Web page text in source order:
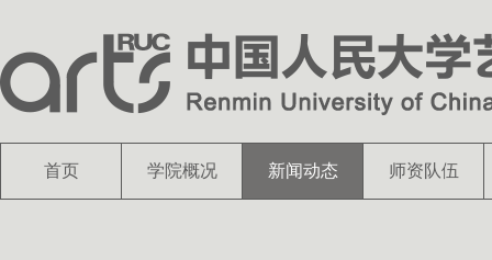
首页 学院概况 新闻动态 师资队伍